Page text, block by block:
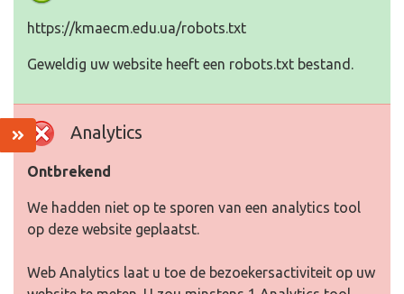
https://kmaecm.edu.ua/robots.txt
Geweldig uw website heeft een robots.txt bestand.
Analytics
Ontbrekend
We hadden niet op te sporen van een analytics tool
op deze website geplaatst.
Web Analytics laat u toe de bezoekersactiviteit op uw